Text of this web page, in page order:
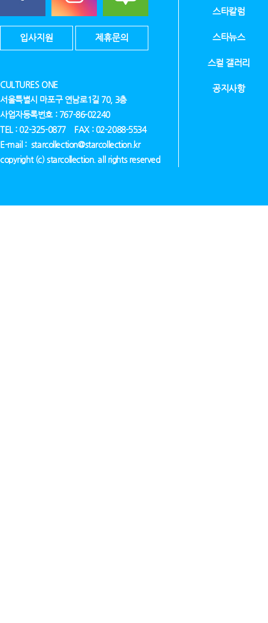
입사지원 제휴문의
CULTURES ONE
서울특별시 마포구 연남로1길 70, 3층
사업자등록번호 : 767-86-02240
TEL : 02-325-0877 FAX : 02-2088-5534
E-mail : starcollection@starcollection.kr
copyright (c) starcollection. all rights reserved
스타칼럼
스타뉴스
스컬 갤러리
공지사항